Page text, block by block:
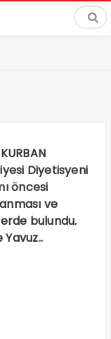
Diyetisyeni
öncesi
ve
bulundu.